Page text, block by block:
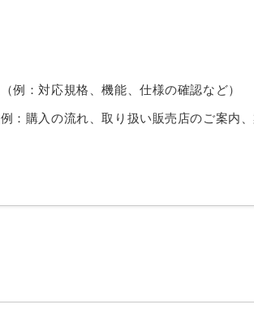
（例：対応規格、機能、仕様の確認など）
例：購入の流れ、取り扱い販売店のご案内